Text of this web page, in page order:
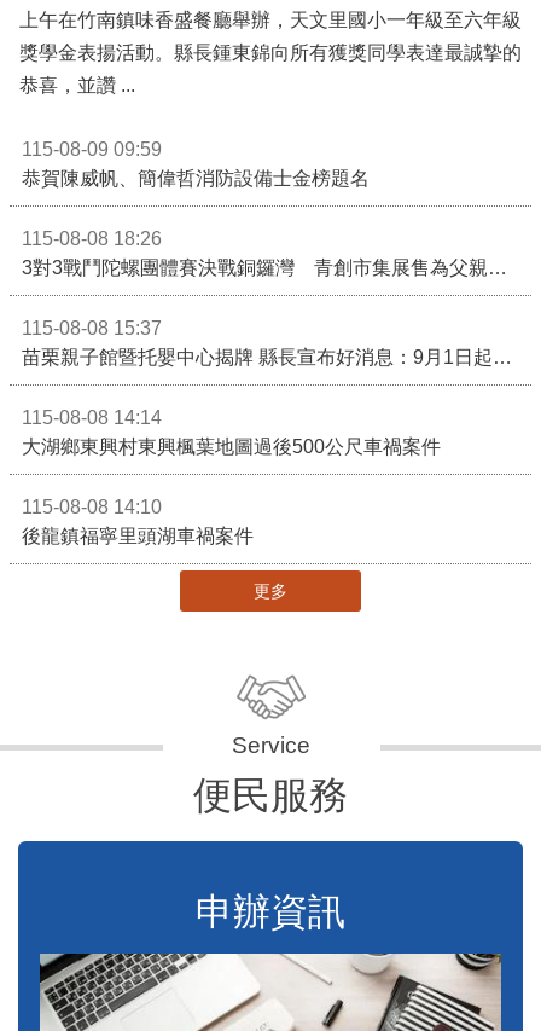
上午在竹南鎮味香盛餐廳舉辦，天文里國小一年級至六年級
獎學金表揚活動。縣長鍾東錦向所有獲獎同學表達最誠摯的
恭喜，並讚 ...
115-08-09 09:59
恭賀陳威帆、簡偉哲消防設備士金榜題名
115-08-08 18:26
3對3戰鬥陀螺團體賽決戰銅鑼灣 青創市集展售為父親節增添繽紛
115-08-08 15:37
苗栗親子館暨托嬰中心揭牌 縣長宣布好消息：9月1日起調降臨時托嬰費用
115-08-08 14:14
大湖鄉東興村東興楓葉地圖過後500公尺車禍案件
115-08-08 14:10
後龍鎮福寧里頭湖車禍案件
更多
便民服務
申辦資訊